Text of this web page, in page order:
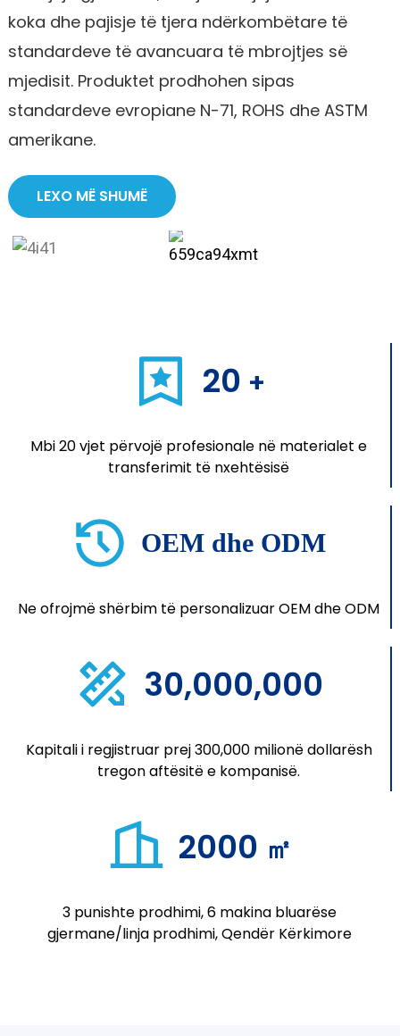
koka dhe pajisje të tjera ndërkombëtare të
standardeve të avancuara të mbrojtjes së
mjedisit. Produktet prodhohen sipas
standardeve evropiane N-71, ROHS dhe ASTM
amerikane.
LEXO MË SHUMË
20 +
Mbi 20 vjet përvojë profesionale në materialet e
transferimit të nxehtësisë
OEM dhe ODM
Ne ofrojmë shërbim të personalizuar OEM dhe ODM
30,000,000
Kapitali i regjistruar prej 300,000 milionë dollarësh
tregon aftësitë e kompanisë.
2000 ㎡
3 punishte prodhimi, 6 makina bluarëse
gjermane/linja prodhimi, Qendër Kërkimore